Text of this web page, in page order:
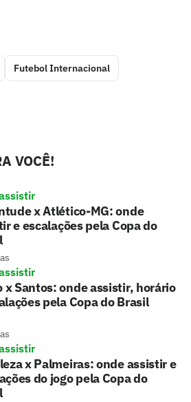
Futebol Internacional
VOCÊ!
x Atlético-MG: onde
e escalações pela Copa do
x Santos: onde assistir, horário
pela Copa do Brasil
x Palmeiras: onde assistir e
do jogo pela Copa do